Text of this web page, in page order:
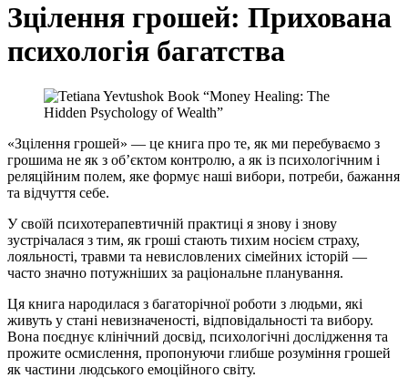
Зцілення грошей: Прихована
психологія багатства
«Зцілення грошей» — це книга про те, як ми перебуваємо з
грошима не як з об’єктом контролю, а як із психологічним і
реляційним полем, яке формує наші вибори, потреби, бажання
та відчуття себе.
У своїй психотерапевтичній практиці я знову і знову
зустрічалася з тим, як гроші стають тихим носієм страху,
лояльності, травми та невисловлених сімейних історій —
часто значно потужніших за раціональне планування.
Ця книга народилася з багаторічної роботи з людьми, які
живуть у стані невизначеності, відповідальності та вибору.
Вона поєднує клінічний досвід, психологічні дослідження та
прожите осмислення, пропонуючи глибше розуміння грошей
як частини людського емоційного світу.